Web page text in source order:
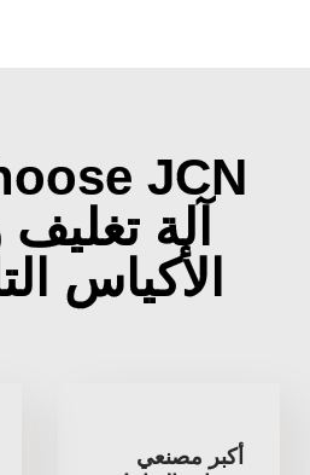
JCN
آلة
الأكياس
أكبر مصنعي